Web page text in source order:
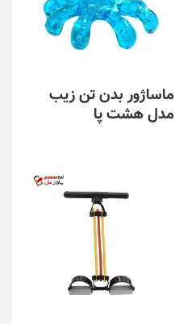
ماساژور بدن تن زیب
مدل هشت پا